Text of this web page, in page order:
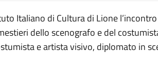
Italiano di Cultura di Lione
dello scenografo e del
e artista visivo, diplomato in